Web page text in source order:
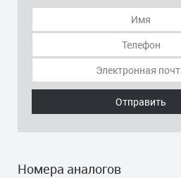
Отправить
Номера аналогов